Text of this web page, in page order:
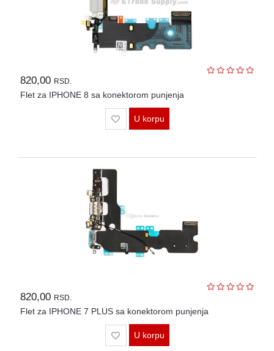
820,00 RSD.
Flet za IPHONE 8 sa konektorom punjenja
U korpu
820,00 RSD.
Flet za IPHONE 7 PLUS sa konektorom punjenja
U korpu